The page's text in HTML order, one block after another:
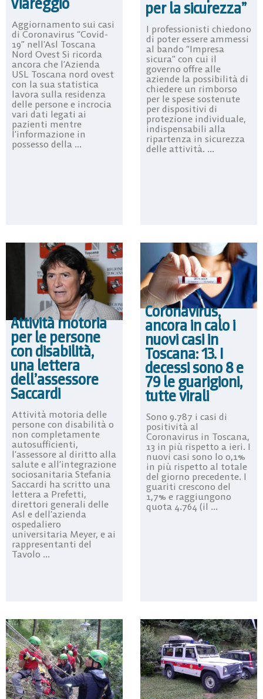
Aggiornamento sui casi
di Coronavirus “Covid-
19” nell’Asl Toscana
Nord Ovest Si ricorda
ancora che l’Azienda
USL Toscana nord ovest
con la sua statistica
lavora sulla residenza
delle persone e incrocia
vari dati legati ai
pazienti mentre
l’informazione in
possesso della ...
per la sicurezza”
I professionisti chiedono
di poter essere ammessi
al bando “Impresa
sicura” con cui il
governo offre alle
aziende la possibilità di
chiedere un rimborso
per le spese sostenute
per dispositivi di
protezione individuale,
indispensabili alla
ripartenza in sicurezza
delle attività. ...
Attività motoria
per le persone
con disabilità,
una lettera
dell’assessore
Saccardi
Attività motoria delle
persone con disabilità o
non completamente
autosufficienti,
l’assessore al diritto alla
salute e all’integrazione
sociosanitaria Stefania
Saccardi ha scritto una
lettera a Prefetti,
direttori generali delle
Asl e dell’azienda
ospedaliero
universitaria Meyer, e ai
rappresentanti del
Tavolo ...
Coronavirus,
ancora in calo i
nuovi casi in
Toscana: 13. I
decessi sono 8 e
79 le guarigioni,
tutte virali
Sono 9.787 i casi di
positività al
Coronavirus in Toscana,
13 in più rispetto a ieri. I
nuovi casi sono lo 0,1%
in più rispetto al totale
del giorno precedente. I
guariti crescono del
1,7% e raggiungono
quota 4.764 (il ...